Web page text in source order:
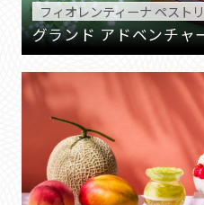
フィオレンティーナ ペスト
グランド アドベンチャ